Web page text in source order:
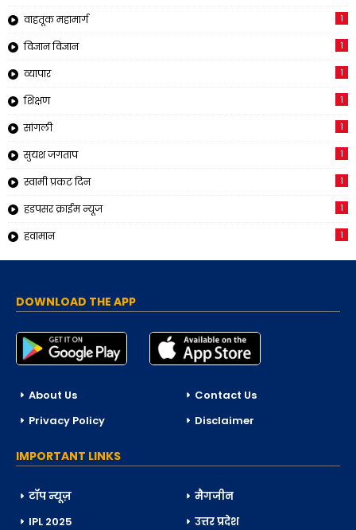
वाहतूक महामार्ग 1
विज्ञान विज्ञान 1
व्यापार 1
शिक्षण 1
सांगली 1
सुयश जगताप 1
स्वामी प्रकट दिन 1
हडपसर क्राईम न्यूज 1
हवामान 1
DOWNLOAD THE APP
About Us
Contact Us
Privacy Policy
Disclaimer
IMPORTANT LINKS
टॉप न्यूज़
मैगजीन
IPL 2025
उत्तर प्रदेश